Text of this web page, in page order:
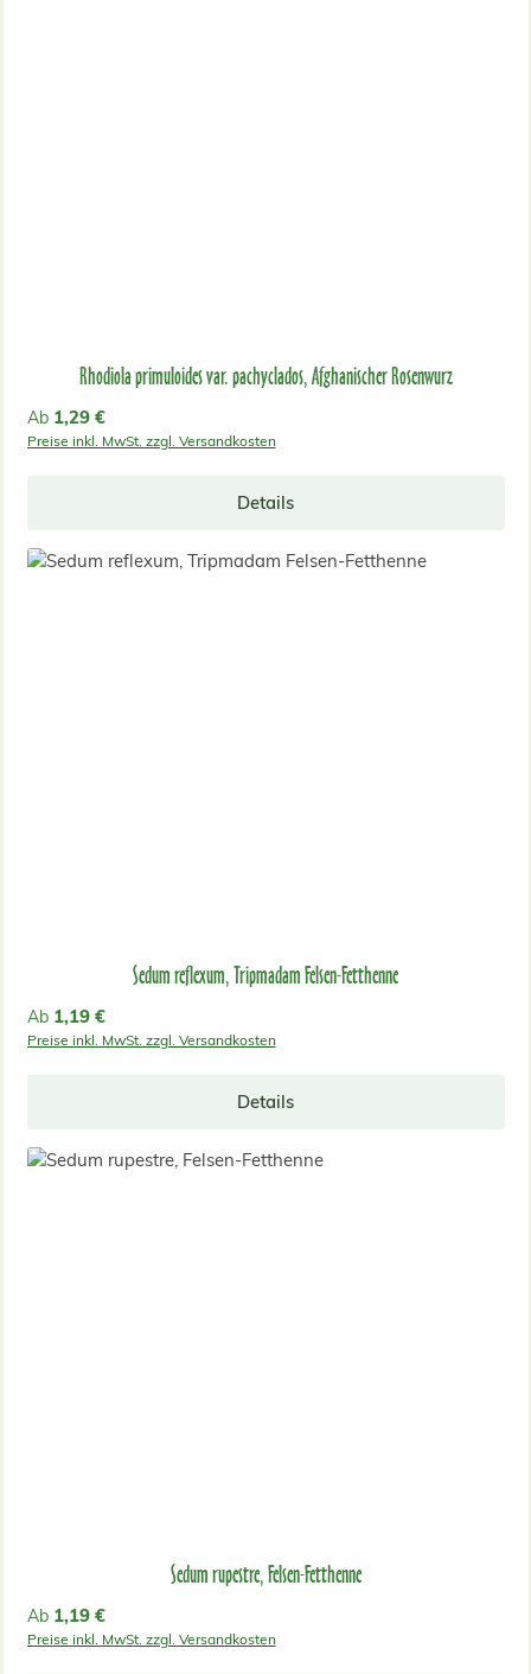
Rhodiola primuloides var. pachyclados, Afghanischer Rosenwurz
Regulärer Preis:
Ab 1,29 €
Preise inkl. MwSt. zzgl. Versandkosten
Details
Sedum reflexum, Tripmadam Felsen-Fetthenne
Regulärer Preis:
Ab 1,19 €
Preise inkl. MwSt. zzgl. Versandkosten
Details
Sedum rupestre, Felsen-Fetthenne
Regulärer Preis:
Ab 1,19 €
Preise inkl. MwSt. zzgl. Versandkosten